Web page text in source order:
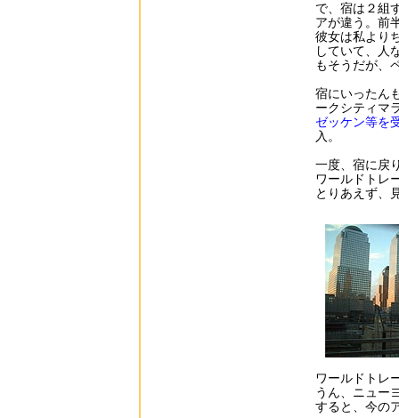
で、宿は２組
アが違う。前
彼女は私より
していて、人
もそうだが、
宿にいったん
ークシティマ
ゼッケン等を
入。
一度、宿に戻
ワールドトレ
とりあえず、
ワールドトレ
うん、ニュー
すると、今の